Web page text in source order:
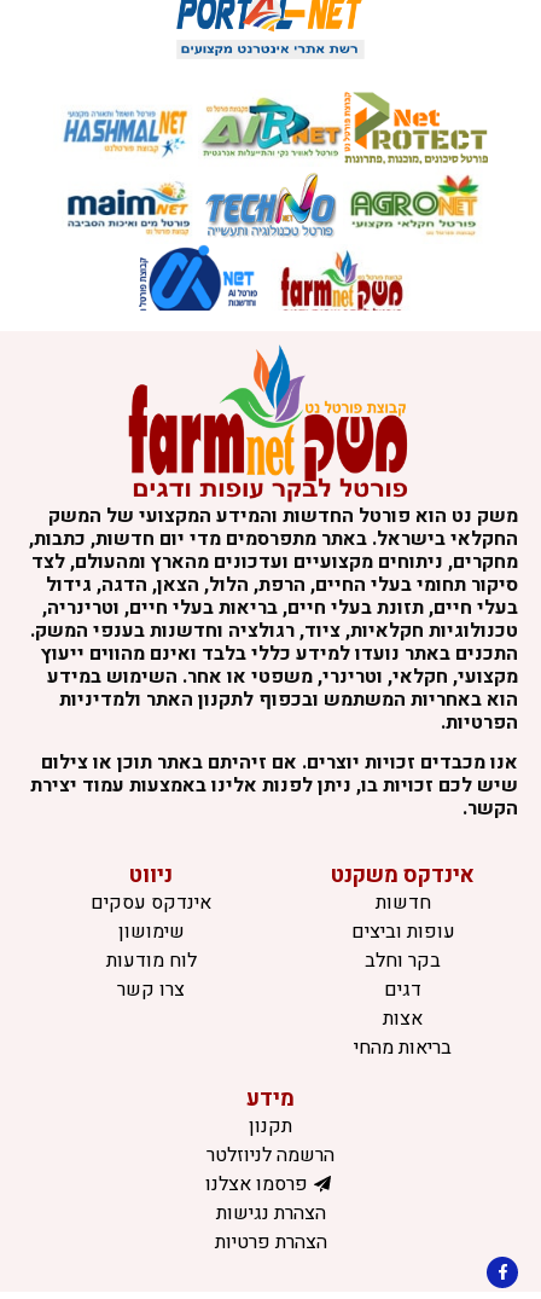
משק נט הוא פורטל החדשות והמידע המקצועי של המשק
החקלאי בישראל. באתר מתפרסמים מדי יום חדשות, כתבות,
מחקרים, ניתוחים מקצועיים ועדכונים מהארץ ומהעולם, לצד
סיקור תחומי בעלי החיים, הרפת, הלול, הצאן, הדגה, גידול
בעלי חיים, תזונת בעלי חיים, בריאות בעלי חיים, וטרינריה,
טכנולוגיות חקלאיות, ציוד, רגולציה וחדשנות בענפי המשק.
התכנים באתר נועדו למידע כללי בלבד ואינם מהווים ייעוץ
מקצועי, חקלאי, וטרינרי, משפטי או אחר. השימוש במידע
הוא באחריות המשתמש ובכפוף לתקנון האתר ולמדיניות
הפרטיות.
אנו מכבדים זכויות יוצרים. אם זיהיתם באתר תוכן או צילום
שיש לכם זכויות בו, ניתן לפנות אלינו באמצעות עמוד יצירת
הקשר.
אינדקס משקנט
חדשות
עופות וביצים
בקר וחלב
דגים
אצות
בריאות מהחי
ניווט
אינדקס עסקים
שימושון
לוח מודעות
צרו קשר
מידע
תקנון
הרשמה לניוזלטר
פרסמו אצלנו
הצהרת נגישות
הצהרת פרטיות